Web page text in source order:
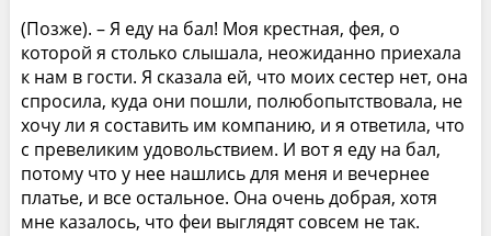
(Позже). – Я еду на бал! Моя крестная, фея, о
которой я столько слышала, неожиданно приехала
к нам в гости. Я сказала ей, что моих сестер нет, она
спросила, куда они пошли, полюбопытствовала, не
хочу ли я составить им компанию, и я ответила, что
с превеликим удовольствием. И вот я еду на бал,
потому что у нее нашлись для меня и вечернее
платье, и все остальное. Она очень добрая, хотя
мне казалось, что феи выглядят совсем не так.